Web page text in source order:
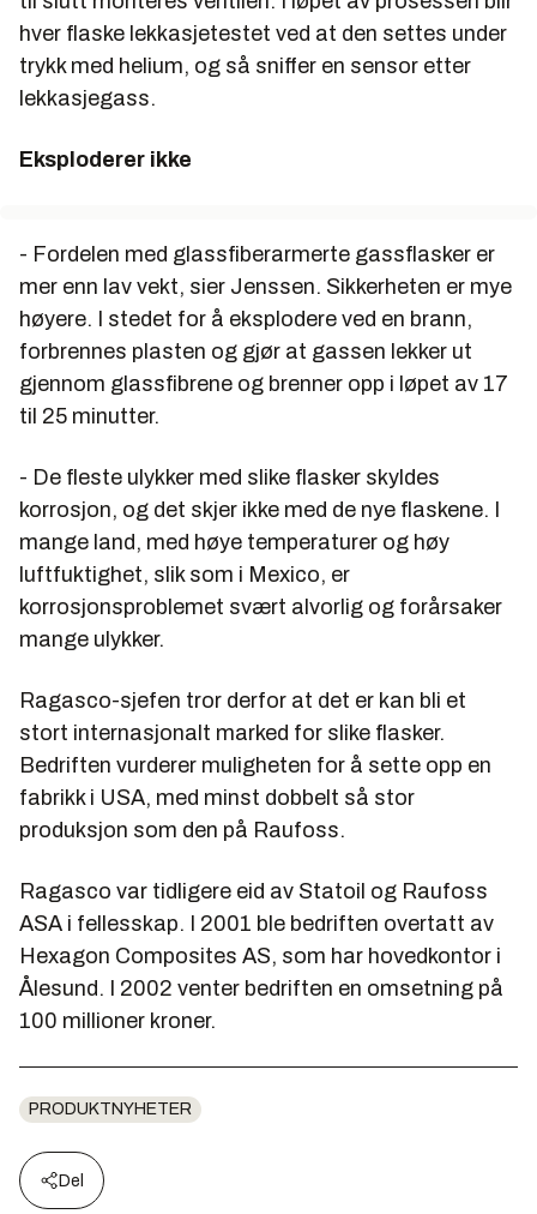
hver flaske lekkasjetestet ved at den settes under
trykk med helium, og så sniffer en sensor etter
lekkasjegass.
Eksploderer ikke
- Fordelen med glassfiberarmerte gassflasker er
mer enn lav vekt, sier Jenssen. Sikkerheten er mye
høyere. I stedet for å eksplodere ved en brann,
forbrennes plasten og gjør at gassen lekker ut
gjennom glassfibrene og brenner opp i løpet av 17
til 25 minutter.
- De fleste ulykker med slike flasker skyldes
korrosjon, og det skjer ikke med de nye flaskene. I
mange land, med høye temperaturer og høy
luftfuktighet, slik som i Mexico, er
korrosjonsproblemet svært alvorlig og forårsaker
mange ulykker.
Ragasco-sjefen tror derfor at det er kan bli et
stort internasjonalt marked for slike flasker.
Bedriften vurderer muligheten for å sette opp en
fabrikk i USA, med minst dobbelt så stor
produksjon som den på Raufoss.
Ragasco var tidligere eid av Statoil og Raufoss
ASA i fellesskap. I 2001 ble bedriften overtatt av
Hexagon Composites AS, som har hovedkontor i
Ålesund. I 2002 venter bedriften en omsetning på
100 millioner kroner.
PRODUKTNYHETER
Del